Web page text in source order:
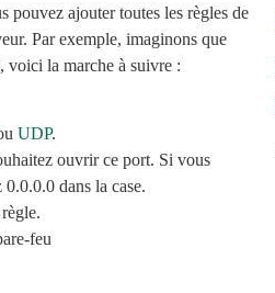
pouvez ajouter toutes les règles de
Par exemple, imaginons que
voici la marche à suivre :
UDP.
ouvrir ce port. Si vous
dans la case.